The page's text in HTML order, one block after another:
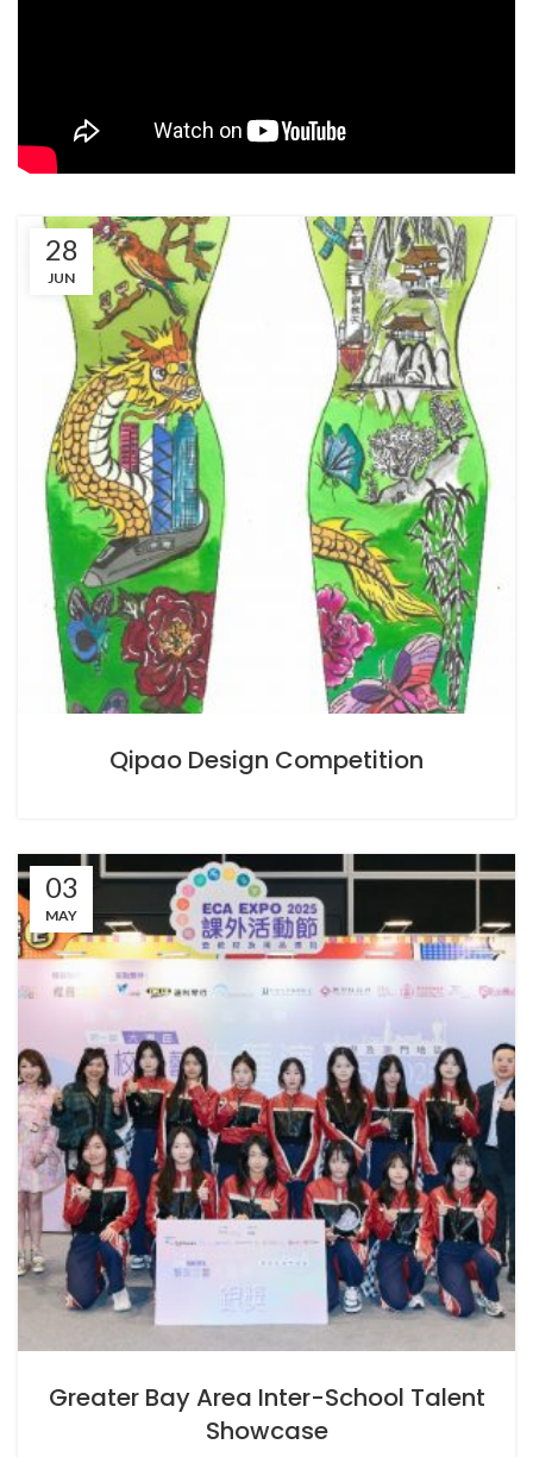
28
JUN
Qipao Design Competition
03
MAY
Greater Bay Area Inter-School Talent
Showcase